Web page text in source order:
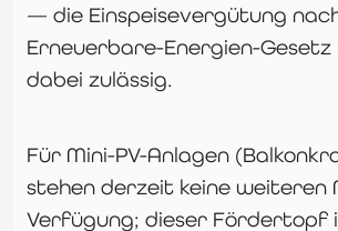
— die Einspeisevergütung
Erneuerbare-Energien-Gesetz
dabei zulässig.
Für Mini-PV-Anlagen
stehen derzeit keine weiteren
Verfügung; dieser Fördertopf